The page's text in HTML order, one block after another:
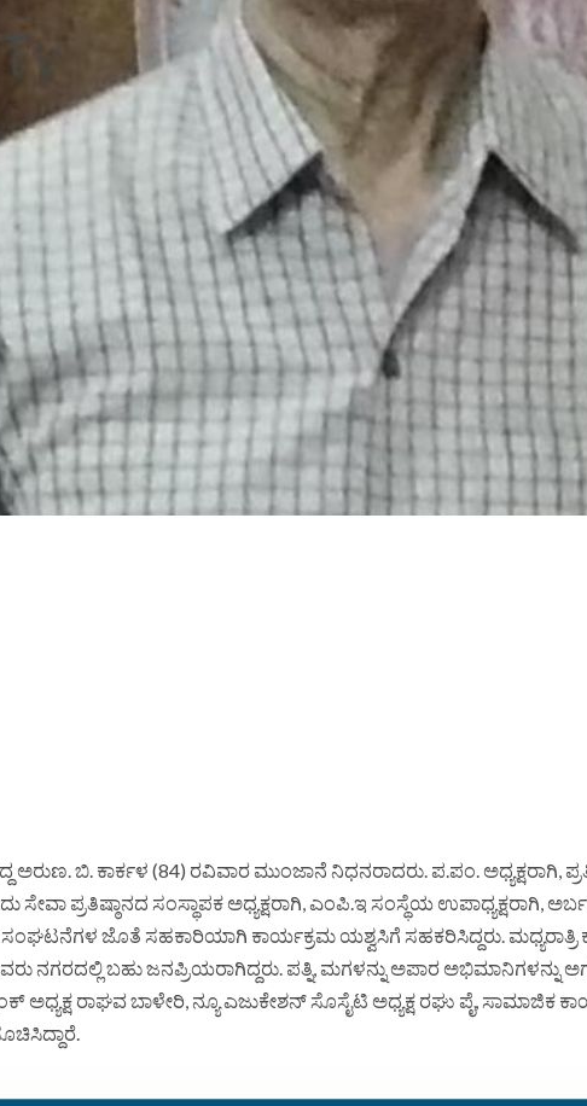
ಅರುಣ. ಬಿ. ಕಾರ್ಕಳ (84) ರವಿವಾರ ಮುಂಜಾನೆ ನಿಧನರಾದರು. ಪ.ಪಂ. ಅಧ್ಯಕ್ಷರಾಗಿ,
ಸೇವಾ ಪ್ರತಿಷ್ಠಾನದ ಸಂಸ್ಥಾಪಕ ಅಧ್ಯಕ್ಷರಾಗಿ, ಎಂ‌ಪಿ.ಇ ಸಂಸ್ಥೆಯ ಉಪಾಧ್ಯಕ್ಷರಾಗಿ,
ಸಂಘಟನೆಗಳ ಜೊತೆ ಸಹಕಾರಿಯಾಗಿ ಕಾರ್ಯಕ್ರಮ ಯಶ್ವಸಿಗೆ ಸಹಕರಿಸಿದ್ದರು.
ನಗರದಲ್ಲಿ ಬಹು ಜನಪ್ರಿಯರಾಗಿದ್ದರು. ಪತ್ನಿ, ಮಗಳನ್ನು ಅಪಾರ ಅಭಿಮಾನಿಗಳನ್ನು
ಅಧ್ಯಕ್ಷ ರಾಘವ ಬಾಳೇರಿ, ನ್ಯೂ ಎಜುಕೇಶನ್ ಸೊಸೈಟಿ ಅಧ್ಯಕ್ಷ ರಘು ಪೈ, ಸಾಮಾಜಿಕ